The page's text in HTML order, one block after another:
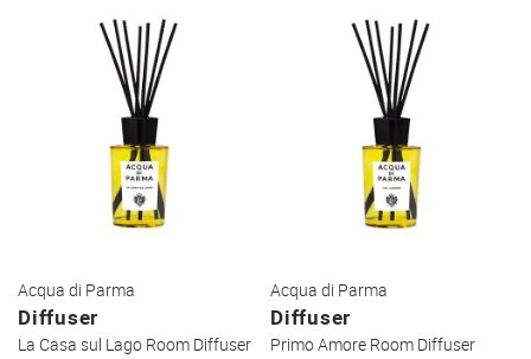
Acqua di Parma
Diffuser
La Casa sul Lago Room Diffuser
Acqua di Parma
Diffuser
Primo Amore Room Diffuser